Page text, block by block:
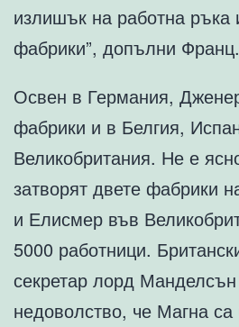
излишък на работна ръка
фабрики”, допълни Франц.
Освен в Германия,
фабрики и в Белгия,
Великобритания. Не е
затворят двете фабрики
и Елисмер във
5000 работници.
секретар лорд Манделсън
недоволство, че Магна са